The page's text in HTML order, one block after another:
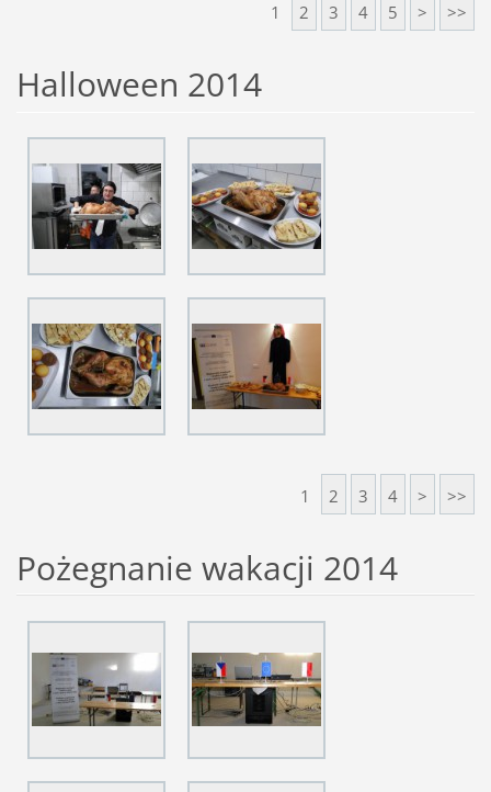
1 2 3 4 5 > >>
Halloween 2014
1 2 3 4 > >>
Pożegnanie wakacji 2014